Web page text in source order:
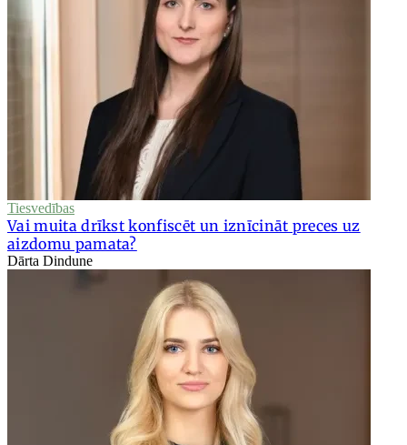
Tiesvedības
Vai muita drīkst konfiscēt un iznīcināt preces uz
aizdomu pamata?
Dārta Dindune